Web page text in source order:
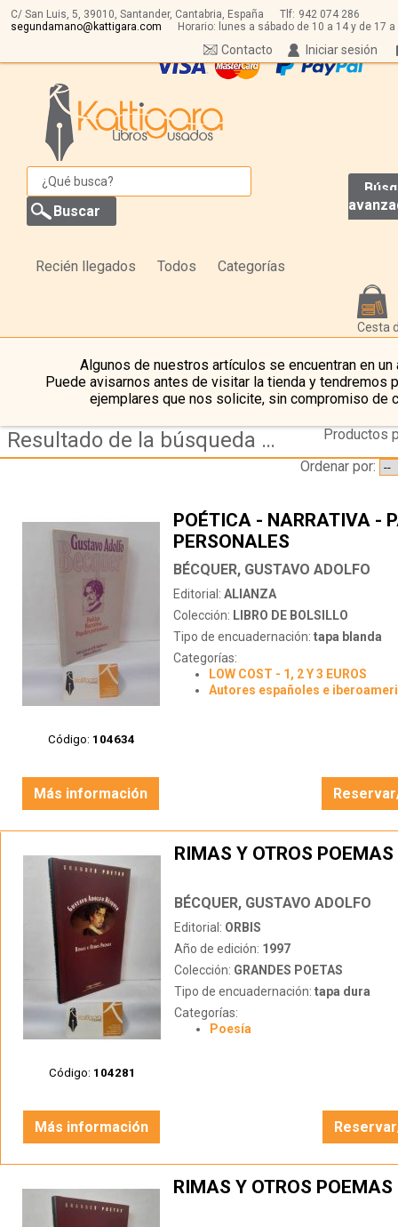
C/ San Luis, 5, 39010, Santander, Cantabria, España Tlf: 942 074 286
segundamano@kattigara.com
Horario: lunes a sábado de 10 a 14 y de 17 a
Iniciar sesión
Contacto
Recién llegados Todos Categorías
Cesta
Algunos de nuestros artículos se encuentran en un
Puede avisarnos antes de visitar la tienda y tendremos
ejemplares que nos solicite, sin compromiso de
Resultado de la búsqueda de autor becquer,-gustavo-adolfo
Productos
Ordenar por:
Código: 104634
POÉTICA - NARRATIVA -
PERSONALES
BÉCQUER, GUSTAVO ADOLFO
Editorial: ALIANZA
Colección: LIBRO DE BOLSILLO
Tipo de encuadernación: tapa blanda
Categorías:
LOW COST - 1, 2 Y 3 EUROS
Autores españoles e
Más información
Código: 104281
RIMAS Y OTROS POEMAS
BÉCQUER, GUSTAVO ADOLFO
Editorial: ORBIS
Año de edición: 1997
Colección: GRANDES POETAS
Tipo de encuadernación: tapa dura
Categorías:
Poesía
Más información
RIMAS Y OTROS POEMAS